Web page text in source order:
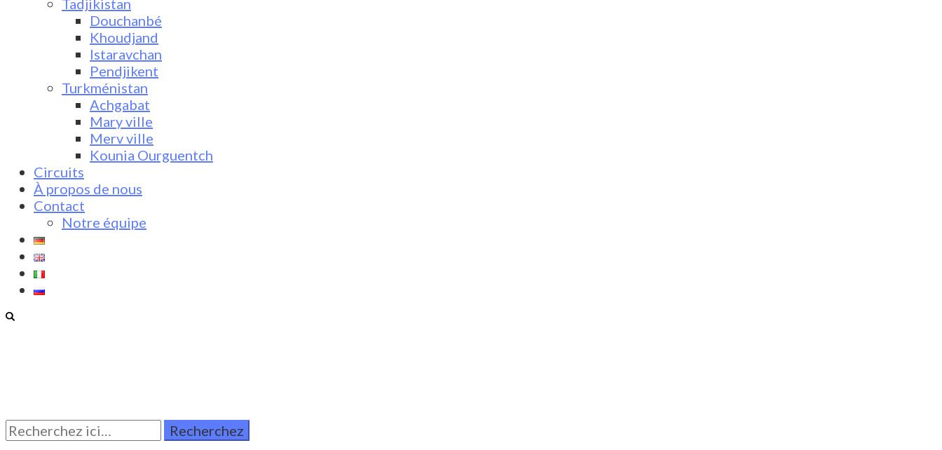
Tadjikistan
Douchanbé
Khoudjand
Istaravchan
Pendjikent
Turkménistan
Achgabat
Mary ville
Merv ville
Kounia Ourguentch
Circuits
À propos de nous
Contact
Notre équipe
Rechercher: